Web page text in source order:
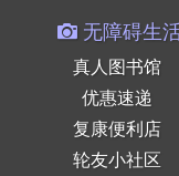
无障碍生
真人图书馆
优惠速递
复康便利店
轮友小社区